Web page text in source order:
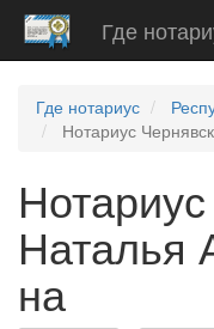
Где
Где нотариус
Нотариус
Наталья
на